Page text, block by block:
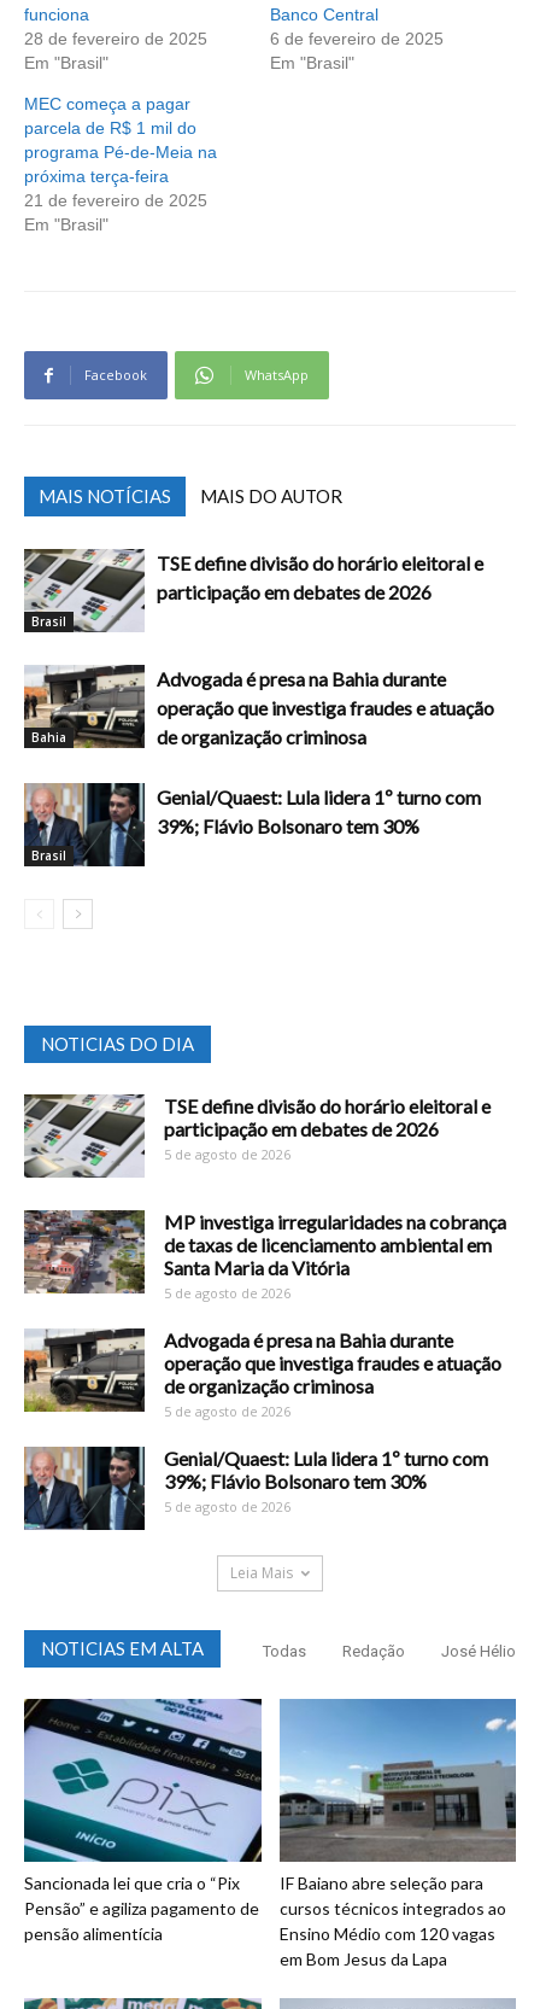
funciona
28 de fevereiro de 2025
Em "Brasil"
Banco Central
6 de fevereiro de 2025
Em "Brasil"
MEC começa a pagar
parcela de R$ 1 mil do
programa Pé-de-Meia na
próxima terça-feira
21 de fevereiro de 2025
Em "Brasil"
Facebook WhatsApp
MAIS NOTÍCIAS MAIS DO AUTOR
Brasil
TSE define divisão do horário eleitoral e
participação em debates de 2026
Bahia
Advogada é presa na Bahia durante
operação que investiga fraudes e atuação
de organização criminosa
Brasil
Genial/Quaest: Lula lidera 1º turno com
39%; Flávio Bolsonaro tem 30%
NOTICIAS DO DIA
TSE define divisão do horário eleitoral e
participação em debates de 2026
5 de agosto de 2026
MP investiga irregularidades na cobrança
de taxas de licenciamento ambiental em
Santa Maria da Vitória
5 de agosto de 2026
Advogada é presa na Bahia durante
operação que investiga fraudes e atuação
de organização criminosa
5 de agosto de 2026
Genial/Quaest: Lula lidera 1º turno com
39%; Flávio Bolsonaro tem 30%
5 de agosto de 2026
Leia Mais
NOTICIAS EM ALTA Todas Redação José Hélio
Sancionada lei que cria o “Pix
Pensão” e agiliza pagamento de
pensão alimentícia
IF Baiano abre seleção para
cursos técnicos integrados ao
Ensino Médio com 120 vagas
em Bom Jesus da Lapa